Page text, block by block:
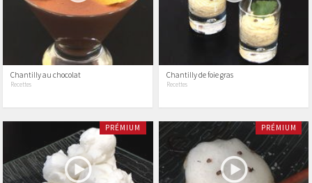
Chantilly au chocolat
Recettes
Chantilly de foie gras
Recettes
PRÉMIUM PRÉMIUM